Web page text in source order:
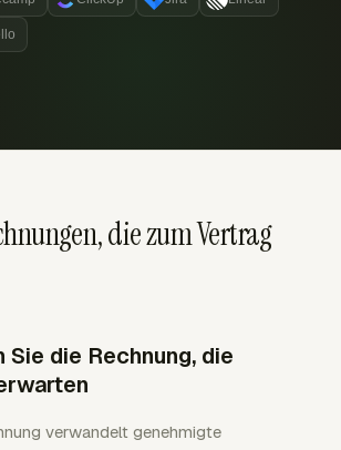
die zum Vertrag
Sie die Rechnung, die
verwandelt genehmigte